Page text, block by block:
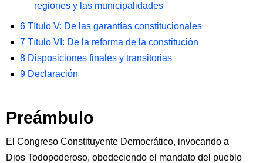
regiones y las municipalidades
6 Título V: De las garantías constitucionales
7 Título VI: De la reforma de la constitución
8 Disposiciones finales y transitorias
9 Declaración
Preámbulo
El Congreso Constituyente Democrático, invocando a
Dios Todopoderoso, obedeciendo el mandato del pueblo